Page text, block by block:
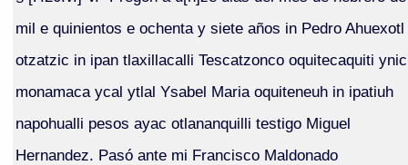
mil e quinientos e ochenta y siete años in Pedro Ahuexotl
otzatzic in ipan tlaxillacalli Tescatzonco oquitecaquiti ynic
monamaca ycal ytlal Ysabel Maria oquiteneuh in ipatiuh
napohualli pesos ayac otlananquilli testigo Miguel
Hernandez. Pasó ante mi Francisco Maldonado